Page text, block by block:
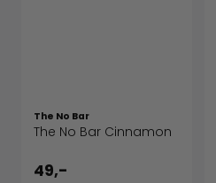
The No Bar
The No Bar Cinnamon
49,-